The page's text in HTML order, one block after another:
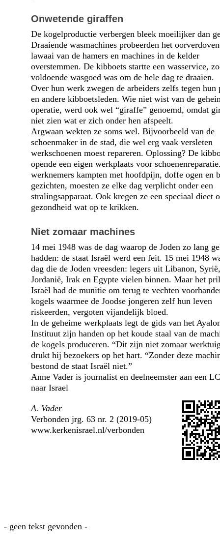
Onwetende giraffen
De kogelproductie verbergen bleek moeilijker dan
Draaiende wasmachines probeerden het
lawaai van de hamers en machines in de kelder
overstemmen. De kibboets startte een wasservice,
voldoende wasgoed was om de hele dag te draaien.
Over hun werk zwegen de arbeiders zelfs tegen hun
en andere kibboets­leden. Wie niet wist van de
operatie, werd ook wel “giraffe” genoemd, omdat
niet zien wat er zich onder hen afspeelt.
Argwaan wekten ze soms wel. Bijvoorbeeld van de
schoenmaker in de stad, die wel erg vaak versleten
werkschoenen moest repareren. Oplossing? De
opende een eigen werkplaats voor
werknemers kampten met hoofdpijn, doffe ogen en
gezichten, moesten ze elke dag verplicht onder een
stralingsapparaat. Ook kregen ze een speciaal dieet
gezondheid wat op te krikken.
Niet zomaar machines
14 mei 1948 was de dag waarop de Joden zo lang
hadden: de staat Israël werd een feit. 15 mei 1948
dag die de Joden vreesden: legers uit Libanon, Syrië,
Jordanië, Irak en Egypte vielen binnen. Maar het
Israël had de munitie om terug te vechten
kogels waarmee de Joodse jongeren zelf hun leven
riskeerden, vergoten vijandelijk bloed.
In de geheime werkplaats legt de gids van het
Instituut zijn handen op het koude staal van de
de kogels produceren. “Dit zijn niet zomaar
drukt hij bezoekers op het hart. “Zonder deze
bestond de staat Israël niet.”
Anne Vader is journalist en deelneemster aan een
naar Israel
A. Vader
Verbonden jrg. 63 nr. 2 (2019-05)
www.kerkenisrael.nl/verbonden
- geen tekst gevonden -